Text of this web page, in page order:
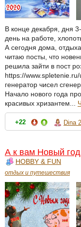
В конце декабря, дня
день на работе,
А сегодня дома,
читаю посты, что
решила зайти в пост
https://
генератор чисел
Начало нового года
красивых хризантем...
+22 Dina
А к вам Новый год
HOBBY & FUN
отдых и путешествия